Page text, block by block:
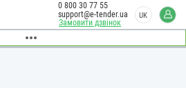
Замовити дзвінок
0 800 30 77 55
support@e-tender.ua
UK